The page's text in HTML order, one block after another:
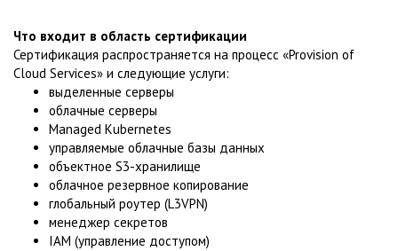
Что входит в область сертификации
Сертификация распространяется на процесс «Provision of
Cloud Services» и следующие услуги:
выделенные серверы
облачные серверы
Managed Kubernetes
управляемые облачные базы данных
объектное S3-хранилище
облачное резервное копирование
глобальный роутер (L3VPN)
менеджер секретов
IAM (управление доступом)